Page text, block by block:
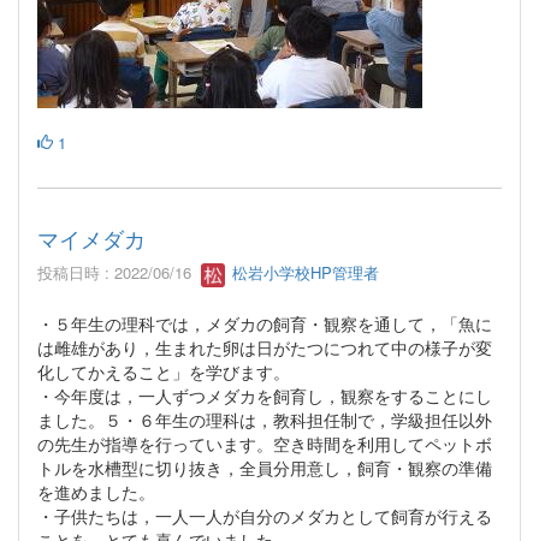
1
マイメダカ
投稿日時 : 2022/06/16 松岩小学校HP管理者
・５年生の理科では，メダカの飼育・観察を通して，「魚に
は雌雄があり，生まれた卵は日がたつにつれて中の様子が変
化してかえること」を学びます。
・今年度は，一人ずつメダカを飼育し，観察をすることにし
ました。５・６年生の理科は，教科担任制で，学級担任以外
の先生が指導を行っています。空き時間を利用してペットボ
トルを水槽型に切り抜き，全員分用意し，飼育・観察の準備
を進めました。
・子供たちは，一人一人が自分のメダカとして飼育が行える